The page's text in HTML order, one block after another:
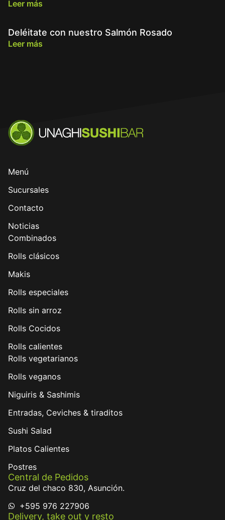
Leer más
Deléitate con nuestro Salmón Rosado
Leer más
Menú
Sucursales
Contacto
Noticias
Combinados
Rolls clásicos
Makis
Rolls especiales
Rolls sin arroz
Rolls Cocidos
Rolls calientes
Rolls vegetarianos
Rolls veganos
Niguiris & Sashimis
Entradas, Ceviches & tiraditos
Sushi Salad
Platos Calientes
Postres
Central de Pedidos
Cruz del chaco 830, Asunción.
+595 976 227906
Delivery, take out y resto